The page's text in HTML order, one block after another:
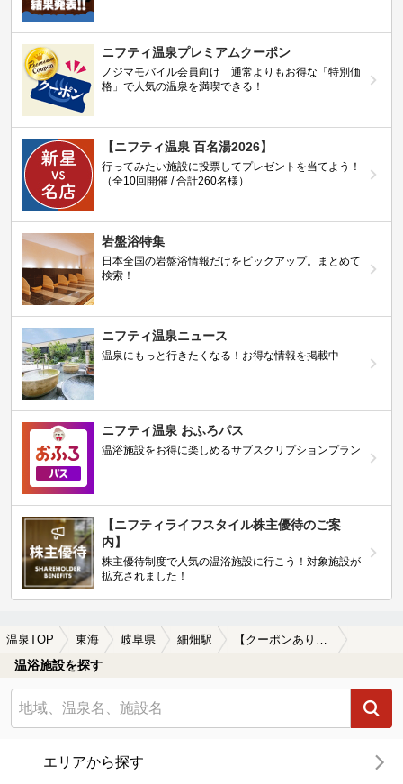
ニフティ温泉プレミアムクーポン
ノジマモバイル会員向け 通常よりもお得な「特別価
格」で人気の温泉を満喫できる！
【ニフティ温泉 百名湯2026】
行ってみたい施設に投票してプレゼントを当てよう！
（全10回開催 / 合計260名様）
岩盤浴特集
日本全国の岩盤浴情報だけをピックアップ。まとめて
検索！
ニフティ温泉ニュース
温泉にもっと行きたくなる！お得な情報を掲載中
ニフティ温泉 おふろパス
温浴施設をお得に楽しめるサブスクリプションプラン
【ニフティライフスタイル株主優待のご案
内】
株主優待制度で人気の温浴施設に行こう！対象施設が
拡充されました！
温泉TOP 東海 岐阜県 細畑駅 【クーポンあり】水風呂が楽しめる細畑駅近くの温泉、日帰り温泉、スーパー銭湯おすすめ
温浴施設を探す
エリアから探す